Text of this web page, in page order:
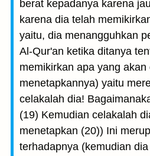
berat kepadanya karena
karena dia telah
yaitu, dia menangguhkan
Al-Qur'an ketika ditanya
memikirkan apa yang
menetapkannya) yaitu
celakalah dia!
(19) Kemudian celakalah
menetapkan (20)) Ini
terhadapnya (kemudian